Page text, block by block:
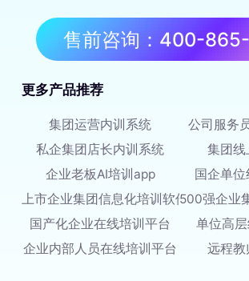
售前咨询：400-
更多产品推荐
集团运营内训系统
公司服务
私企集团店长内训系统
集团线
企业老板AI培训app
国企单
上市企业集团信息化培训软件500强企业
国产化企业在线培训平台
单位高
企业内部人员在线培训平台
远程教